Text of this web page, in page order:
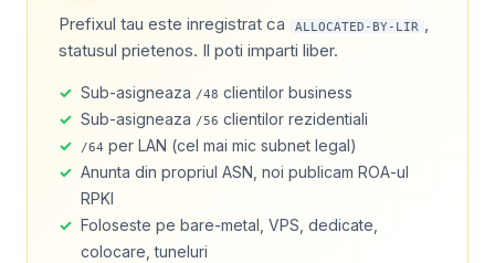
Prefixul tau este inregistrat ca ALLOCATED-BY-LIR ,
statusul prietenos. Il poti imparti liber.
✓ Sub-asigneaza /48 clientilor business
✓ Sub-asigneaza /56 clientilor rezidentiali
✓
/64 per LAN (cel mai mic subnet legal)
✓ Anunta din propriul ASN, noi publicam ROA-ul
RPKI
✓ Foloseste pe bare-metal, VPS, dedicate,
colocare, tuneluri